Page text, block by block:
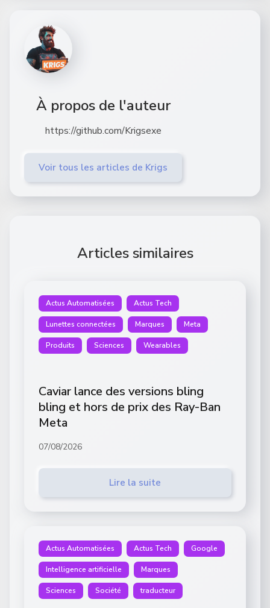
À propos de l'auteur
https://github.com/Krigsexe
Voir tous les articles de Krigs
Articles similaires
Actus Automatisées Actus Tech
Lunettes connectées Marques Meta
Produits Sciences Wearables
Caviar lance des versions bling
bling et hors de prix des Ray-Ban
Meta
07/08/2026
Lire la suite
Actus Automatisées Actus Tech Google
Intelligence artificielle Marques
Sciences Société traducteur